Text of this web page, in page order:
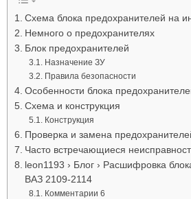
Схема блока предохранителей на
Немного о предохранителях
Блок предохранителей
Назначение ЗУ
Правила безопасности
Особенности блока
Схема и конструкция
Конструкция
Проверка и замена
Часто встречающиеся
leon1193 › Блог › Расшифровка
ВАЗ 2109-2114
Комментарии 6